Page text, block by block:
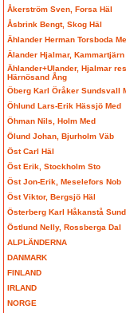
Åkerström Sven, Forsa Häl
Åsbrink Bengt, Skog Häl
Ählander Herman Torsboda
Älander Hjalmar, Kammartjärn
Ählander+Ulander, Hjalmar
Härnösand Ång
Öberg Karl Öråker Sundsvall
Öhlund Lars-Erik Hässjö Med
Öhman Nils, Holm Med
Ölund Johan, Bjurholm Väb
Öst Carl Häl
Öst Erik, Stockholm Sto
Öst Jon-Erik, Meselefors Nob
Öst Viktor, Bergsjö Häl
Österberg Karl Håkanstå
Östlund Nelly, Rossberga Dal
ALPLÄNDERNA
DANMARK
FINLAND
IRLAND
NORGE